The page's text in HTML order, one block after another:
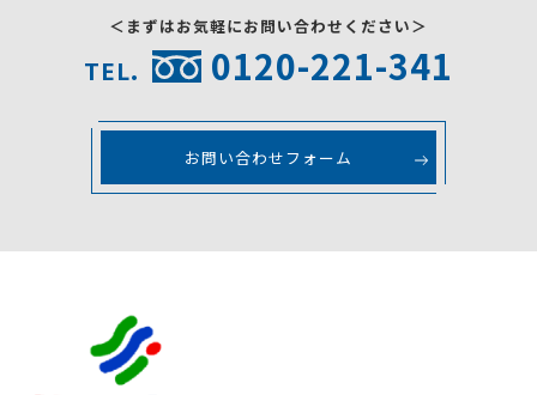
＜まずはお気軽にお問い合わせください＞
TEL. 0120-221-341
お問い合わせフォーム